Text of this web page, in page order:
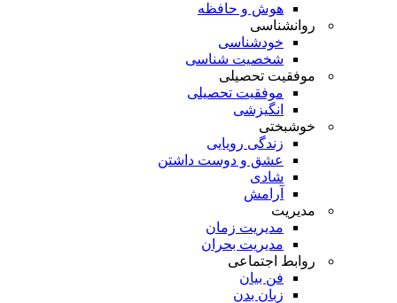
هوش و حافظه
روانشناسی
خودشناسی
شخصیت شناسی
موفقیت تحصیلی
موفقیت تحصیلی
انگیزشی
خوشبختی
زندگی رویایی
عشق و دوست داشتن
شادی
آرامش
مدیریت
مدیریت زمان
مدیریت بحران
روابط اجتماعی
فن بیان
زبان بدن